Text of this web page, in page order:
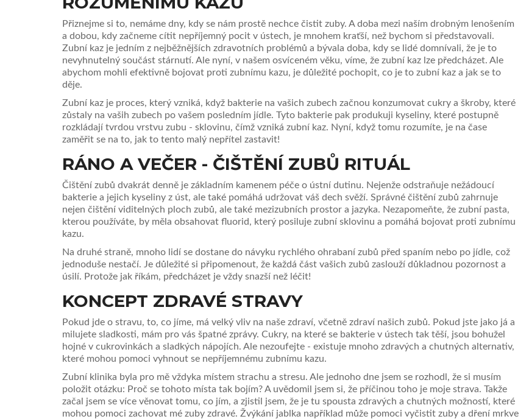
Přiznejme si to, nemáme dny, kdy se nám prostě nechce čistit zuby. A doba mezi naším drobným lenošením
a dobou, kdy začneme cítit nepříjemný pocit v ústech, je mnohem kraťší, než bychom si představovali.
Zubní kaz je jedním z nejběžnějších zdravotních problémů a bývala doba, kdy se lidé domnívali, že je to
nevyhnutelný součást stárnutí. Ale nyní, v našem osvíceném věku, víme, že zubní kaz lze předcházet. Ale
abychom mohli efektivně bojovat proti zubnímu kazu, je důležité pochopit, co je to zubní kaz a jak se to
děje.
Zubní kaz je proces, který vzniká, když bakterie na vašich zubech začnou konzumovat cukry a škroby, které
zůstaly na vaših zubech po vašem posledním jídle. Tyto bakterie pak produkuji kyseliny, které postupně
rozkládají tvrdou vrstvu zubu - sklovinu, čímž vzniká zubní kaz. Nyní, když tomu rozumíte, je na čase
zaměřit se na to, jak to tento malý nepřítel zastavit!
RÁNO A VEČER - ČIŠTĚNÍ ZUBŮ RITUÁL
Čištění zubů dvakrát denně je základním kamenem péče o ústní dutinu. Nejenže odstraňuje nežádoucí
bakterie a jejich kyseliny z úst, ale také pomáhá udržovat váš dech svěží. Správné čištění zubů zahrnuje
nejen čištění viditelných ploch zubů, ale také mezizubních prostor a jazyka. Nezapomeňte, že zubní pasta,
kterou používáte, by měla obsahovat fluorid, který posiluje zubní sklovinu a pomáhá bojovat proti zubnímu
kazu.
Na druhé straně, mnoho lidí se dostane do návyku rychlého ohrabaní zubů před spaním nebo po jídle, což
jednoduše nestačí. Je důležité si připomenout, že každá část vašich zubů zaslouží důkladnou pozornost a
úsilí. Protože jak říkám, předcházet je vždy snazší než léčit!
KONCEPT ZDRAVÉ STRAVY
Pokud jde o stravu, to, co jíme, má velký vliv na naše zdraví, včetně zdraví našich zubů. Pokud jste jako já a
milujete sladkosti, mám pro vás špatné zprávy. Cukry, na které se bakterie v ústech tak těší, jsou bohužel
hojné v cukrovinkách a sladkých nápojích. Ale nezoufejte - existuje mnoho zdravých a chutných alternativ,
které mohou pomoci vyhnout se nepříjemnému zubnímu kazu.
Zubní klinika byla pro mě vždyka místem strachu a stresu. Ale jednoho dne jsem se rozhodl, že si musím
položit otázku: Proč se tohoto místa tak bojím? A uvědomil jsem si, že příčinou toho je moje strava. Takže
začal jsem se více věnovat tomu, co jím, a zjistil jsem, že je tu spousta zdravých a chutných možností, které
mohou pomoci zachovat mé zuby zdravé. Žvýkání jablka například může pomoci vyčistit zuby a dření mrkve